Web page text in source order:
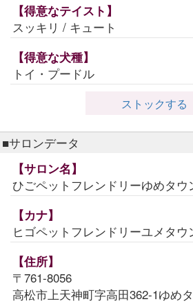
【得意なテイスト】
スッキリ / キュート
【得意な犬種】
トイ・プードル
ストックする
■サロンデータ
【サロン名】
ひごペットフレンドリーゆめタウ
【カナ】
ヒゴペットフレンドリーユメタ
【住所】
〒761-8056
高松市上天神町字高田362-1ゆめ